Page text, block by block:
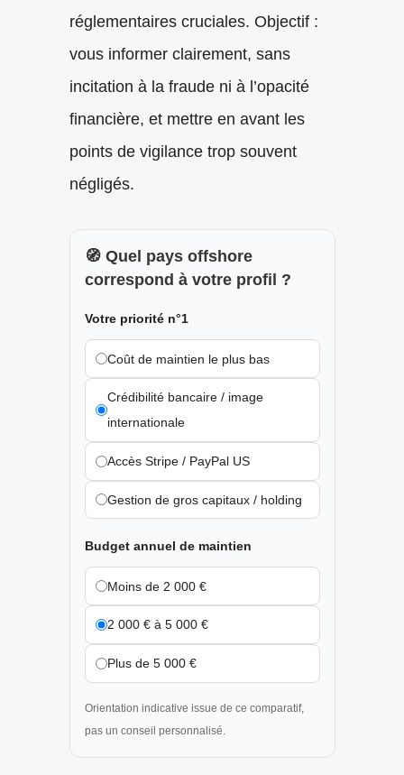
réglementaires cruciales. Objectif :
vous informer clairement, sans
incitation à la fraude ni à l’opacité
financière, et mettre en avant les
points de vigilance trop souvent
négligés.
🧭 Quel pays offshore
correspond à votre profil ?
Votre priorité n°1
Coût de maintien le plus bas
Crédibilité bancaire / image
internationale
Accès Stripe / PayPal US
Gestion de gros capitaux / holding
Budget annuel de maintien
Moins de 2 000 €
2 000 € à 5 000 €
Plus de 5 000 €
Orientation indicative issue de ce comparatif,
pas un conseil personnalisé.